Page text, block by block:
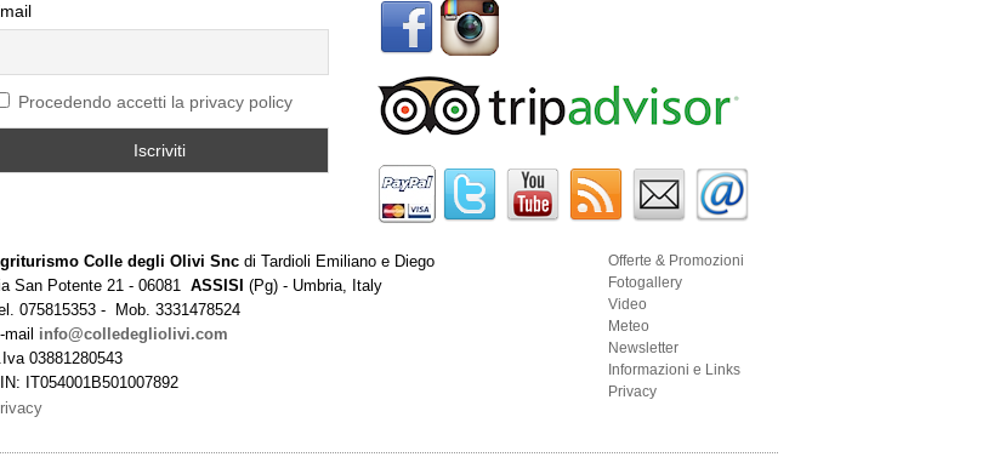
Procedendo accetti la privacy policy
Colle degli Olivi Snc di Tardioli Emiliano e Diego
San Potente 21 - 06081 ASSISI (Pg) - Umbria, Italy
075815353 - Mob. 3331478524
mail info@colledegliolivi.com
03881280543
IT054001B501007892
Offerte & Promozioni
Fotogallery
Video
Meteo
Newsletter
Informazioni e Links
Privacy